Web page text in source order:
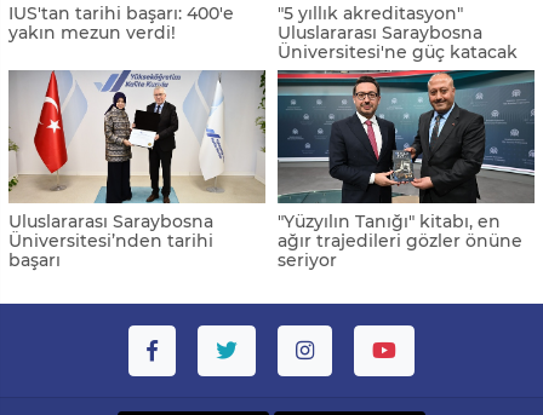
IUS'tan tarihi başarı: 400'e
yakın mezun verdi!
"5 yıllık akreditasyon"
Uluslararası Saraybosna
Üniversitesi'ne güç katacak
Uluslararası Saraybosna
Üniversitesi’nden tarihi
başarı
"Yüzyılın Tanığı" kitabı, en
ağır trajedileri gözler önüne
seriyor